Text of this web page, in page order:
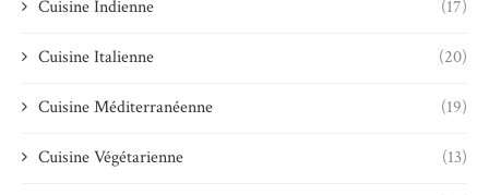
Cuisine Indienne (17)
Cuisine Italienne (20)
Cuisine Méditerranéenne (19)
Cuisine Végétarienne (13)